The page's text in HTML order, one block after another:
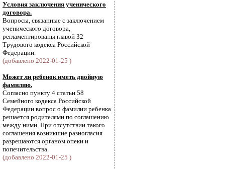
Условия заключения ученического
договора.
Вопросы, связанные с заключением
ученического договора,
регламентированы главой 32
Трудового кодекса Российской
Федерации.
(добавлено 2022-01-25 )
Может ли ребенок иметь двойную
фамилию.
Согласно пункту 4 статьи 58
Семейного кодекса Российской
Федерации вопрос о фамилии ребенка
решается родителями по соглашению
между ними. При отсутствии такого
соглашения возникшие разногласия
разрешаются органом опеки и
попечительства.
(добавлено 2022-01-25 )